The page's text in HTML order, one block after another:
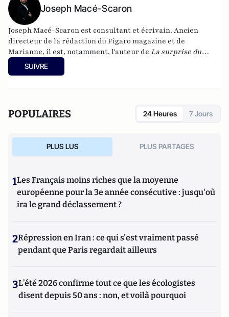
Joseph Macé-Scaron
Joseph Macé-Scaron est consultant et écrivain. Ancien
directeur de la rédaction du Figaro magazine et de
Marianne, il est, notamment, l'auteur de La surprise du
chef
(2021) et Eloge du libéralisme
L'Observatoire.
SUIVRE
POPULAIRES 24 Heures 7 Jours
PLUS LUS PLUS PARTAGES
1Les Français moins riches que la moyenne
européenne pour la 3e année consécutive : jusqu'où
ira le grand déclassement ?
2Répression en Iran : ce qui s'est vraiment passé
pendant que Paris regardait ailleurs
3L’été 2026 confirme tout ce que les écologistes
disent depuis 50 ans : non, et voilà pourquoi